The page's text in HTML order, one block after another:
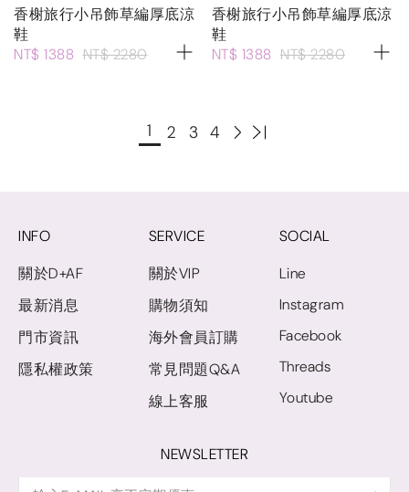
香榭旅行小吊飾草編厚底涼
鞋
NT$ 1388 NT$ 2280
香榭旅行小吊飾草編厚底涼
鞋
NT$ 1388 NT$ 2280
1 2 3 4
INFO
關於D+AF
最新消息
門市資訊
隱私權政策
SERVICE
關於VIP
購物須知
海外會員訂購
常見問題Q&A
線上客服
SOCIAL
Line
Instagram
Facebook
Threads
Youtube
NEWSLETTER